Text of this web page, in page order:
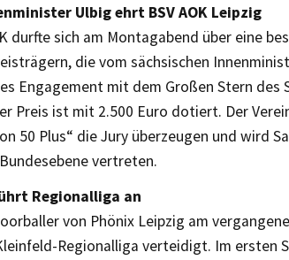
Ulbig ehrt BSV AOK Leipzig
durfte sich am Montagabend über eine
die vom sächsischen
Engagement mit dem Großen Stern des
Preis ist mit 2.500 Euro dotiert. Der
50 Plus“ die Jury überzeugen und wird
vertreten.
Regionalliga an
von Phönix Leipzig am
Regionalliga verteidigt. Im ersten